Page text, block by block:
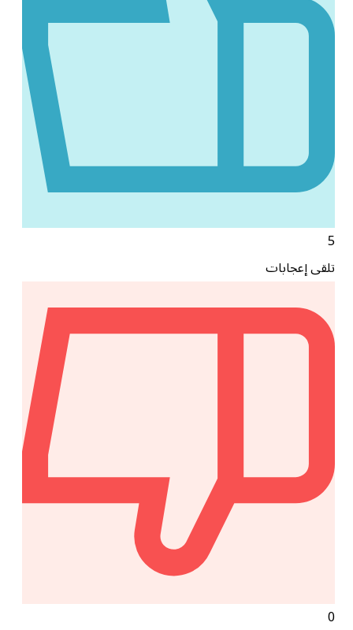
تلقى إعجابات